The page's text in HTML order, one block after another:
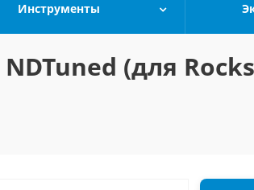
Инструменты
(для